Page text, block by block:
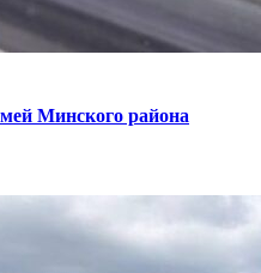
Минского района